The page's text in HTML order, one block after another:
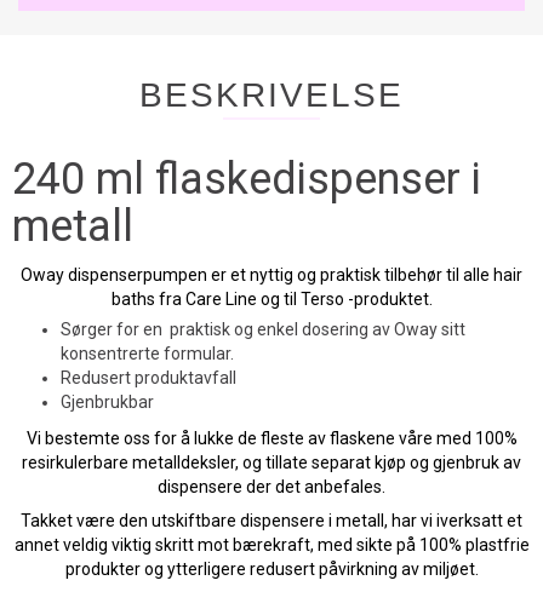
BESKRIVELSE
240 ml flaskedispenser i
metall
Oway dispenserpumpen er et nyttig og praktisk tilbehør til alle hair
baths fra Care Line og til Terso -produktet.
Sørger for en praktisk og enkel dosering av Oway sitt
konsentrerte formular.
Redusert produktavfall
Gjenbrukbar
Vi bestemte oss for å lukke de fleste av flaskene våre med 100%
resirkulerbare metalldeksler, og tillate separat kjøp og gjenbruk av
dispensere der det anbefales.
Takket være den utskiftbare dispensere i metall, har vi iverksatt et
annet veldig viktig skritt mot bærekraft, med sikte på 100% plastfrie
produkter og ytterligere redusert påvirkning av miljøet.